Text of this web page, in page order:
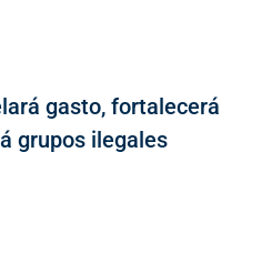
gasto, fortalecerá
grupos ilegales